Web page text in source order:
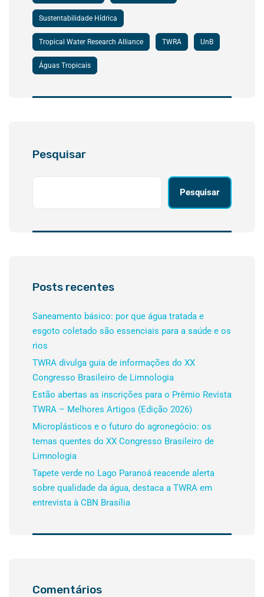
Sustentabilidade Hídrica
Tropical Water Research Alliance TWRA UnB
Águas Tropicais
Pesquisar
Pesquisar
Posts recentes
Saneamento básico: por que água tratada e
esgoto coletado são essenciais para a saúde e os
rios
TWRA divulga guia de informações do XX
Congresso Brasileiro de Limnologia
Estão abertas as inscrições para o Prêmio Revista
TWRA – Melhores Artigos (Edição 2026)
Microplásticos e o futuro do agronegócio: os
temas quentes do XX Congresso Brasileiro de
Limnologia
Tapete verde no Lago Paranoá reacende alerta
sobre qualidade da água, destaca a TWRA em
entrevista à CBN Brasília
Comentários